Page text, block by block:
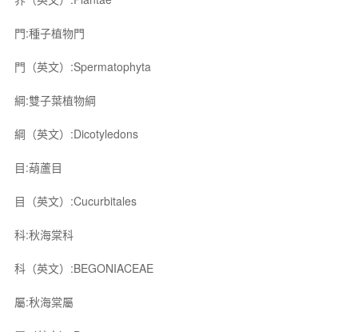
門:種子植物門
門（英文）:Spermatophyta
綱:雙子葉植物綱
綱（英文）:Dicotyledons
目:葫蘆目
目（英文）:Cucurbitales
科:秋海棠科
科（英文）:BEGONIACEAE
屬:秋海棠屬